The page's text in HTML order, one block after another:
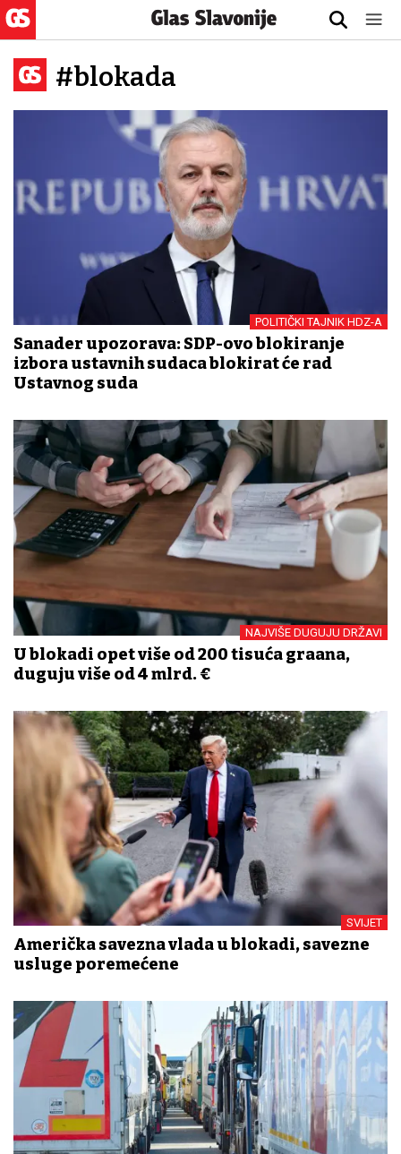
#blokada
POLITIČKI TAJNIK HDZ-A
Sanader upozorava: SDP-ovo blokiranje
izbora ustavnih sudaca blokirat će rad
Ustavnog suda
NAJVIŠE DUGUJU DRŽAVI
U blokadi opet više od 200 tisuća građana,
duguju više od 4 mlrd. €
SVIJET
Američka savezna vlada u blokadi, savezne
usluge poremećene